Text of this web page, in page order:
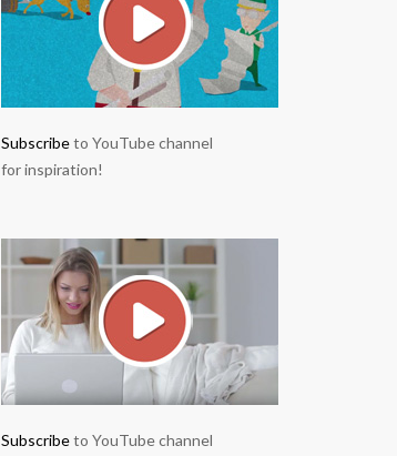
Subscribeto YouTube channel
for inspiration!
Subscribeto YouTube channel